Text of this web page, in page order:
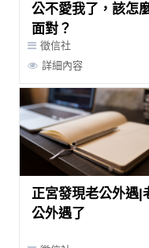
公不愛我了，該怎
面對？
徵信社
詳細內容
正宮發現老公外遇|
公外遇了